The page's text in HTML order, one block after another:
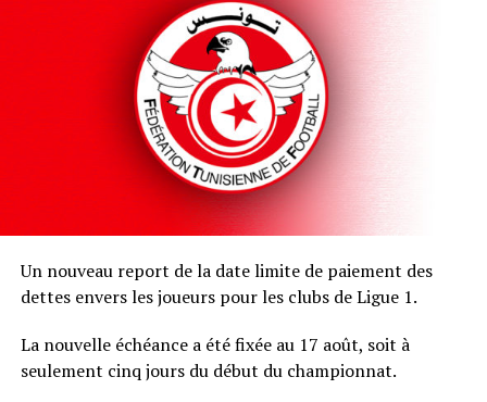
Un nouveau report de la date limite de paiement des
dettes envers les joueurs pour les clubs de Ligue 1.
La nouvelle échéance a été fixée au 17 août, soit à
seulement cinq jours du début du championnat.